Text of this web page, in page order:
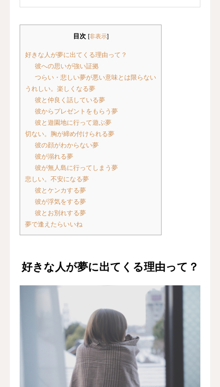
も…。あ...
目次 [非表示]
好きな人が夢に出てくる理由って？
彼への思いが強い証拠
つらい・悲しい夢が悪い意味とは限らない
うれしい。楽しくなる夢
彼と仲良く話している夢
彼からプレゼントをもらう夢
彼と遊園地に行って遊ぶ夢
切ない。胸が締め付けられる夢
彼の顔がわからない夢
彼が溺れる夢
彼が無人島に行ってしまう夢
悲しい。不安になる夢
彼とケンカする夢
彼が浮気をする夢
彼とお別れする夢
夢で逢えたらいいね
好きな人が夢に出てくる理由って？